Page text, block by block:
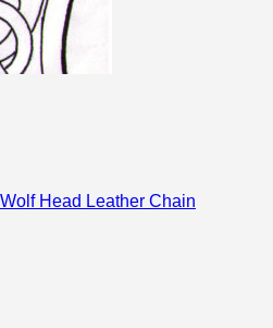
Head Leather Chain